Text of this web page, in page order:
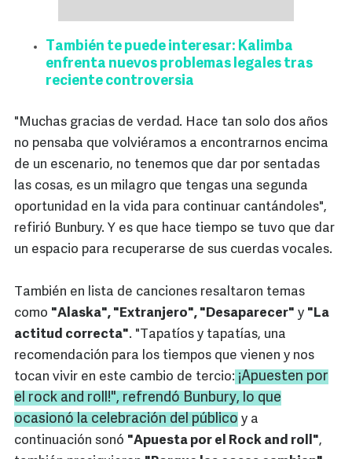
También te puede interesar: Kalimba
enfrenta nuevos problemas legales tras
reciente controversia
"Muchas gracias de verdad. Hace tan solo dos años
no pensaba que volviéramos a encontrarnos encima
de un escenario, no tenemos que dar por sentadas
las cosas, es un milagro que tengas una segunda
oportunidad en la vida para continuar cantándoles",
refirió Bunbury. Y es que hace tiempo se tuvo que dar
un espacio para recuperarse de sus cuerdas vocales.
También en lista de canciones resaltaron temas
como "Alaska", "Extranjero", "Desaparecer" y "La
actitud correcta". "Tapatíos y tapatías, una
recomendación para los tiempos que vienen y nos
tocan vivir en este cambio de tercio: ¡Apuesten por
el rock and roll!", refrendó Bunbury, lo que
ocasionó la celebración del público y a
continuación sonó "Apuesta por el Rock and roll",